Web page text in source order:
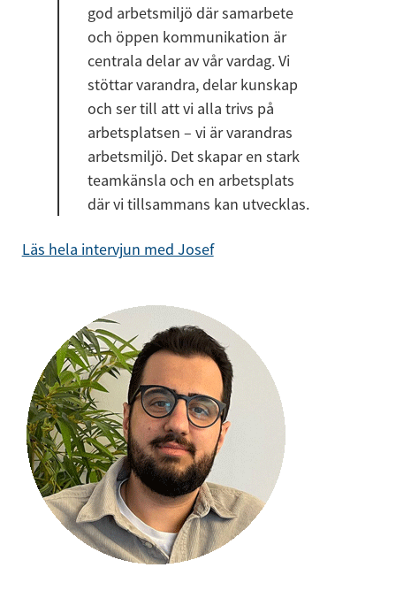
god arbetsmiljö där samarbete
och öppen kommunikation är
centrala delar av vår vardag. Vi
stöttar varandra, delar kunskap
och ser till att vi alla trivs på
arbetsplatsen – vi är varandras
arbetsmiljö. Det skapar en stark
teamkänsla och en arbetsplats
där vi tillsammans kan utvecklas.
Läs hela intervjun med Josef